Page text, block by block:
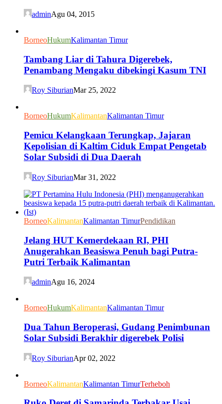
adminAgu 04, 2015
BorneoHukumKalimantan Timur
Tambang Liar di Tahura Digerebek,
Penambang Mengaku dibekingi Kasum TNI
Roy SiburianMar 25, 2022
BorneoHukumKalimantanKalimantan Timur
Pemicu Kelangkaan Terungkap, Jajaran
Kepolisian di Kaltim Ciduk Empat Pengetab
Solar Subsidi di Dua Daerah
Roy SiburianMar 31, 2022
BorneoKalimantanKalimantan TimurPendidikan
Jelang HUT Kemerdekaan RI, PHI
Anugerahkan Beasiswa Penuh bagi Putra-
Putri Terbaik Kalimantan
adminAgu 16, 2024
BorneoHukumKalimantanKalimantan Timur
Dua Tahun Beroperasi, Gudang Penimbunan
Solar Subsidi Berakhir digerebek Polisi
Roy SiburianApr 02, 2022
BorneoKalimantanKalimantan TimurTerheboh